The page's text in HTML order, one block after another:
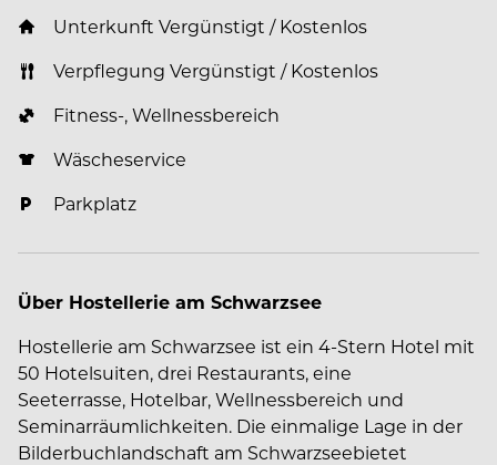
Unterkunft Vergünstigt / Kostenlos
Verpflegung Vergünstigt / Kostenlos
Fitness-, Wellnessbereich
Wäscheservice
Parkplatz
Über Hostellerie am Schwarzsee
Hostellerie am Schwarzsee ist ein 4-Stern Hotel mit
50 Hotelsuiten, drei Restaurants, eine
Seeterrasse, Hotelbar, Wellnessbereich und
Seminarräumlichkeiten. Die einmalige Lage in der
Bilderbuchlandschaft am Schwarzseebietet